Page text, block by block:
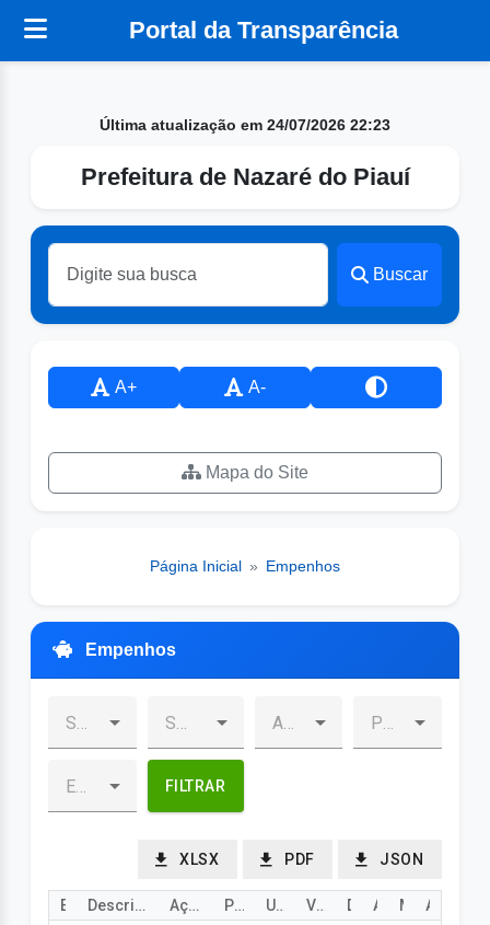
Portal da Transparência
Última atualização em 24/07/2026 22:23
Prefeitura de Nazaré do Piauí
Buscar
A+ A-
Mapa do Site
Página Inicial » Empenhos
Empenhos
FILTRAR
XLSX PDF JSON
Descrição Ação Programa Uni. Orçamentária Valor